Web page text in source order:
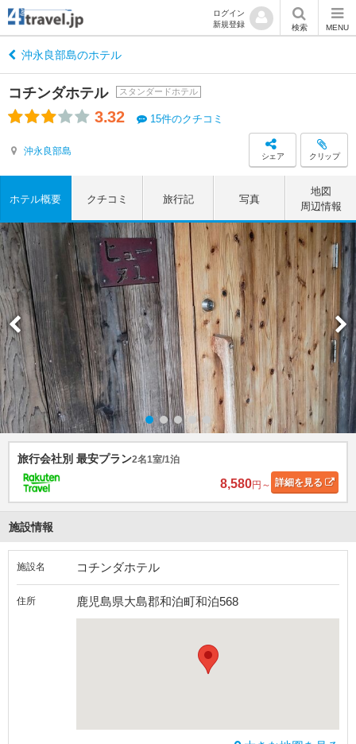
ログイン
新規登録
検索 MENU
沖永良部島のホテル
コチンダホテル スタンダードホテル
3.32 15件のクチコミ
沖永良部島 シェア クリップ
ホテル概要 クチコミ 旅行記 写真
地図
周辺情報
旅行会社別 最安プラン2名1室/1泊
8,580円～ 詳細を見る
施設情報
施設名 コチンダホテル
住所 鹿児島県大島郡和泊町和泊568